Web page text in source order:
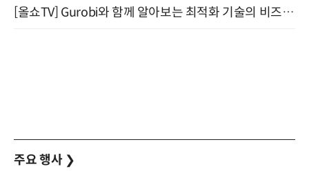
[올쇼TV] Gurobi와 함께 알아보는 최적화 기술의 비즈니스 활용 (8월 20일 생방송)
주요 행사 ❯